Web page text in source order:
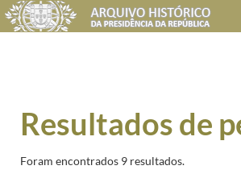
Resultados de
Foram encontrados 9 resultados.